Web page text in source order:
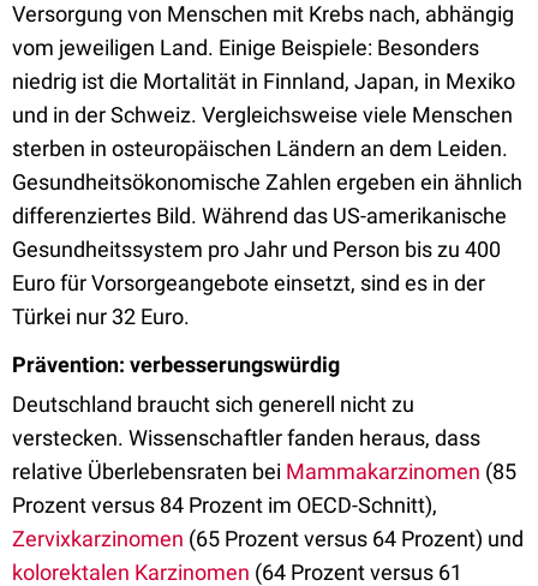
Versorgung von Menschen mit Krebs nach, abhängig
vom jeweiligen Land. Einige Beispiele: Besonders
niedrig ist die Mortalität in Finnland, Japan, in Mexiko
und in der Schweiz. Vergleichsweise viele Menschen
sterben in osteuropäischen Ländern an dem Leiden.
Gesundheitsökonomische Zahlen ergeben ein ähnlich
differenziertes Bild. Während das US-amerikanische
Gesundheitssystem pro Jahr und Person bis zu 400
Euro für Vorsorgeangebote einsetzt, sind es in der
Türkei nur 32 Euro.
Prävention: verbesserungswürdig
Deutschland braucht sich generell nicht zu
verstecken. Wissenschaftler fanden heraus, dass
relative Überlebensraten bei Mammakarzinomen (85
Prozent versus 84 Prozent im OECD-Schnitt),
Zervixkarzinomen (65 Prozent versus 64 Prozent) und
kolorektalen Karzinomen (64 Prozent versus 61